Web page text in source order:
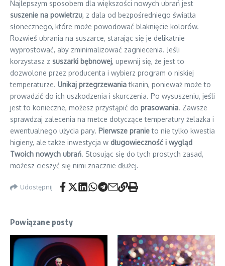
Najlepszym sposobem dla większości nowych ubrań jest
suszenie na powietrzu, z dala od bezpośredniego światła
słonecznego, które może powodować blaknięcie kolorów.
Rozwieś ubrania na suszarce, starając się je delikatnie
wyprostować, aby zminimalizować zagniecenia. Jeśli
korzystasz z suszarki bębnowej, upewnij się, że jest to
dozwolone przez producenta i wybierz program o niskiej
temperaturze. Unikaj przegrzewaniatkanin, ponieważ może to
prowadzić do ich uszkodzenia i skurczenia. Po wysuszeniu, jeśli
jest to konieczne, możesz przystąpić do prasowania. Zawsze
sprawdzaj zalecenia na metce dotyczące temperatury żelazka i
ewentualnego użycia pary. Pierwsze pranieto nie tylko kwestia
higieny, ale także inwestycja w długowieczność i wygląd
Twoich nowych ubrań. Stosując się do tych prostych zasad,
możesz cieszyć się nimi znacznie dłużej.
Udostępnij
Powiązane posty